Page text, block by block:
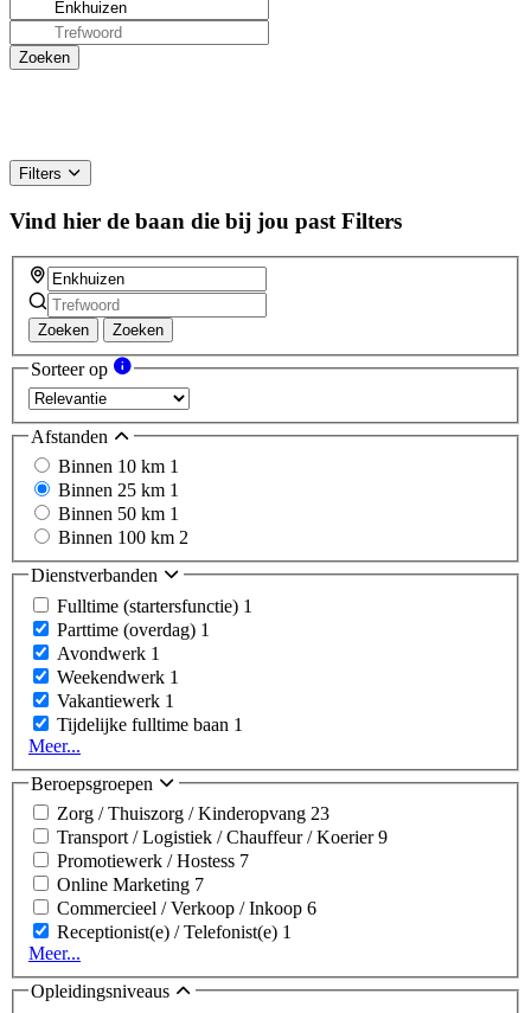
Filters
Vind hier de baan die bij jou past Filters
Zoeken Zoeken
Sorteer op
Afstanden
Binnen 10 km 1
Binnen 25 km 1
Binnen 50 km 1
Binnen 100 km 2
Dienstverbanden
Fulltime (startersfunctie) 1
Parttime (overdag) 1
Avondwerk 1
Weekendwerk 1
Vakantiewerk 1
Tijdelijke fulltime baan 1
Meer...
Beroepsgroepen
Zorg / Thuiszorg / Kinderopvang 23
Transport / Logistiek / Chauffeur / Koerier9
Promotiewerk / Hostess 7
Online Marketing 7
Commercieel / Verkoop / Inkoop 6
Receptionist(e) / Telefonist(e) 1
Meer...
Opleidingsniveaus